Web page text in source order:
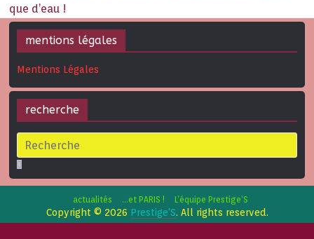
que d’eau !
mentions légales
Mentions Légales
recherche
actualités …et PARIS ! L’équipe Prestige’S
Copyright © 2026 Prestige'S. All rights reserved.